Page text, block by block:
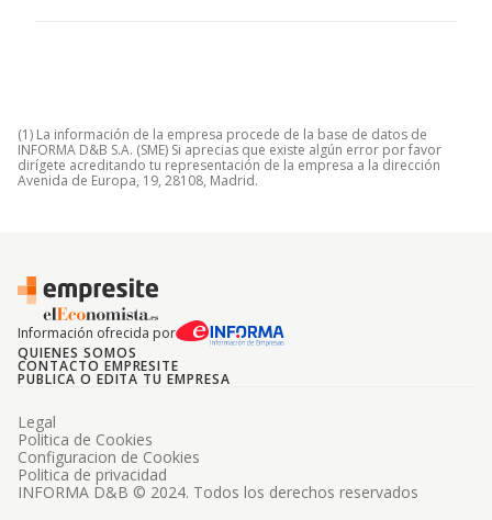
(1) La información de la empresa procede de la base de datos de
INFORMA D&B S.A. (SME) Si aprecias que existe algún error por favor
dirígete acreditando tu representación de la empresa a la dirección
Avenida de Europa, 19, 28108, Madrid.
Información ofrecida por
QUIENES SOMOS
CONTACTO EMPRESITE
PUBLICA O EDITA TU EMPRESA
INFORMA D&B © 2024. Todos los derechos reservados
Legal
Politica de Cookies
Configuracion de Cookies
Politica de privacidad